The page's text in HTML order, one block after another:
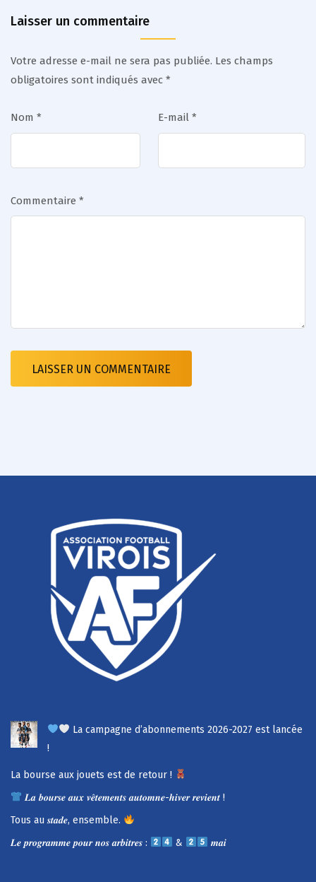
Laisser un commentaire
Votre adresse e-mail ne sera pas publiée. Les champs
obligatoires sont indiqués avec *
Nom * E-mail *
Commentaire *
La campagne d’abonnements 2026-2027 est lancée
!
La bourse aux jouets est de retour !
𝑳𝒂 𝒃𝒐𝒖𝒓𝒔𝒆 𝒂𝒖𝒙 𝒗𝒆̂𝒕𝒆𝒎𝒆𝒏𝒕𝒔 𝒂𝒖𝒕𝒐𝒎𝒏𝒆-𝒉𝒊𝒗𝒆𝒓 𝒓𝒆𝒗𝒊𝒆𝒏𝒕 !
Tous au 𝒔𝒕𝒂𝒅𝒆, ensemble.
𝑳𝒆 𝒑𝒓𝒐𝒈𝒓𝒂𝒎𝒎𝒆 𝒑𝒐𝒖𝒓 𝒏𝒐𝒔 𝒂𝒓𝒃𝒊𝒕𝒓𝒆𝒔 :
& 𝒎𝒂𝒊